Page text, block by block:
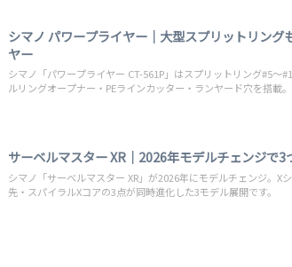
シマノ パワープライヤー｜大型スプリットリン
ヤー
シマノ「パワープライヤー CT-561P」はスプリットリング#5〜
ルリングオープナー・PEラインカッター・ランヤード穴を搭載
サーベルマスター XR｜2026年モデルチェンジで
シマノ「サーベルマスター XR」が2026年にモデルチェンジ。
先・スパイラルXコアの3点が同時進化した3モデル展開です。